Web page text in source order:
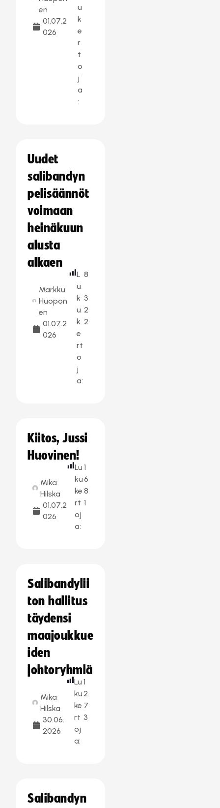
en
01.07.2
026
u
k
e
r
t
o
j
a
:
Uudet
salibandyn
pelisäännöt
voimaan
heinäkuun
alusta
alkaen
Markku
Huopon
en
01.07.2
026
L
u
k
u
k
e
rt
o
j
a:
8
3
2
2
Kiitos, Jussi
Huovinen!
Mika
Hilska
01.07.2
026
Lu
ku
ke
rt
oj
a:
1
6
8
1
Salibandylii
ton hallitus
täydensi
maajoukkue
iden
johtoryhmiä
Mika
Hilska
30.06.
2026
Lu
ku
ke
rt
oj
a:
1
2
7
3
Salibandyn